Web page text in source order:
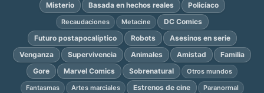
Misterio Basada en hechos reales Policíaco
Recaudaciones Metacine
DC Comics
Futuro postapocalíptico
Robots
Asesinos en serie
Venganza
Supervivencia Animales Amistad
Familia
Gore
Marvel Comics Sobrenatural
Otros mundos
Fantasmas
Artes marciales Estrenos de cine Paranormal